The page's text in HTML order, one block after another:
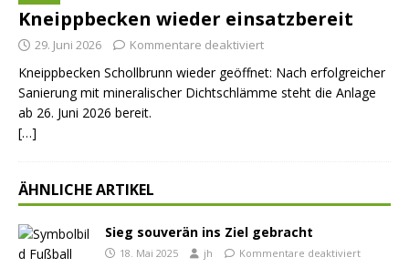
Kneippbecken wieder einsatzbereit
29. Juni 2026 Kommentare deaktiviert
Kneippbecken Schollbrunn wieder geöffnet: Nach erfolgreicher
Sanierung mit mineralischer Dichtschlämme steht die Anlage
ab 26. Juni 2026 bereit.
[…]
ÄHNLICHE ARTIKEL
Sieg souverän ins Ziel gebracht
18. Mai 2025 jh Kommentare deaktiviert